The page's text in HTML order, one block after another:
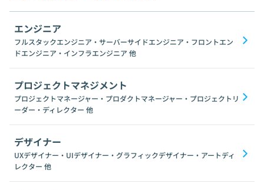
エンジニア
フルスタックエンジニア・サーバーサイドエンジニア・フロントエン
ドエンジニア・インフラエンジニア 他
プロジェクトマネジメント
プロジェクトマネージャー・プロダクトマネージャー・プロジェクトリ
ーダー・ディレクター 他
デザイナー
UXデザイナー・UIデザイナー・グラフィックデザイナー・アートディ
レクター 他